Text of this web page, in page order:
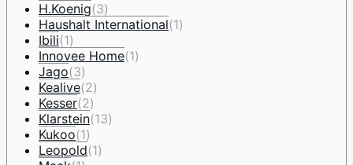
H.Koenig(3)
Haushalt International(1)
Ibili(1)
Innovee Home(1)
Jago(3)
Kealive(2)
Kesser(2)
Klarstein(13)
Kukoo(1)
Leopold(1)